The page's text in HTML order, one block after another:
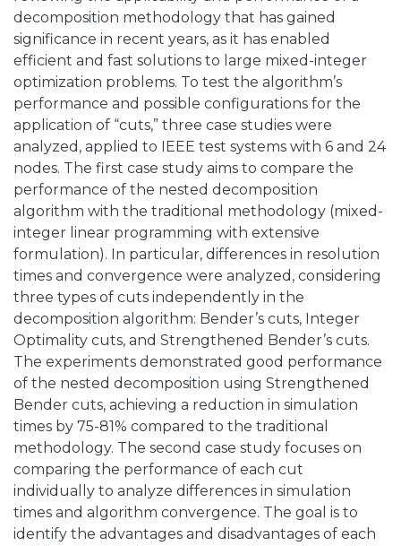
decomposition methodology that has gained
significance in recent years, as it has enabled
efficient and fast solutions to large mixed-integer
optimization problems. To test the algorithm’s
performance and possible configurations for the
application of “cuts,” three case studies were
analyzed, applied to IEEE test systems with 6 and 24
nodes. The first case study aims to compare the
performance of the nested decomposition
algorithm with the traditional methodology (mixed-
integer linear programming with extensive
formulation). In particular, differences in resolution
times and convergence were analyzed, considering
three types of cuts independently in the
decomposition algorithm: Bender’s cuts, Integer
Optimality cuts, and Strengthened Bender’s cuts.
The experiments demonstrated good performance
of the nested decomposition using Strengthened
Bender cuts, achieving a reduction in simulation
times by 75-81% compared to the traditional
methodology. The second case study focuses on
comparing the performance of each cut
individually to analyze differences in simulation
times and algorithm convergence. The goal is to
identify the advantages and disadvantages of each